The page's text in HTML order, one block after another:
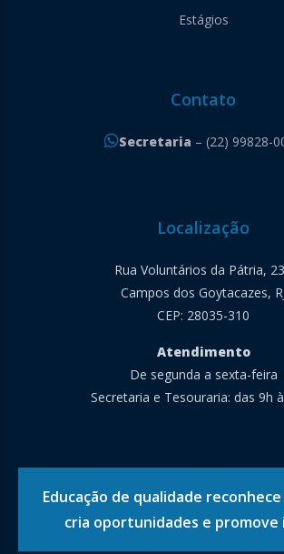
Estágios
Contato
Secretaria – (22) 99828-
Localização
Rua Voluntários da Pátria,
Campos dos Goytacazes,
CEP: 28035-310
Atendimento
De segunda a sexta-feira
Secretaria e Tesouraria: das 9h
Educação de qualidade
cria oportunidades e promove